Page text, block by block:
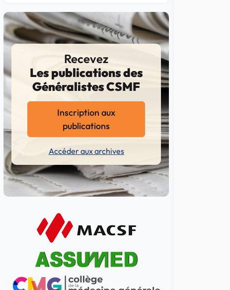
Recevez
Les publications des
Généralistes CSMF
Inscription aux
publications
Accéder aux archives